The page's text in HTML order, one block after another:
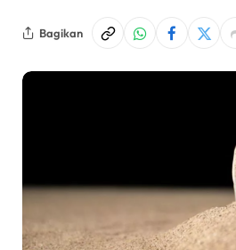
Bagikan